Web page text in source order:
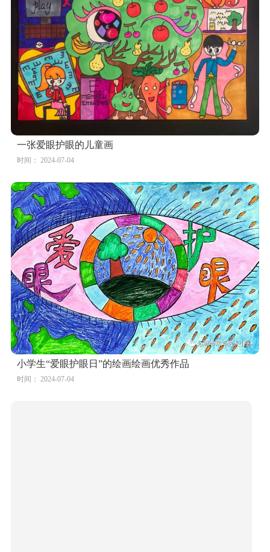
一张爱眼护眼的儿童画
时间： 2024-07-04
小学生“爱眼护眼日”的绘画绘画优秀作品
时间： 2024-07-04